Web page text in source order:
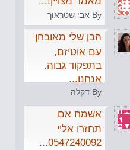
By אבי שטראוך
הבן שלי מאובחן
עם אוטיזם,
בתפקוד גבוה.
אנחנו...
By דקלה
אשמח אם
תחזרו אליי
0547240092...